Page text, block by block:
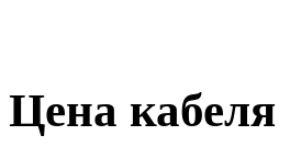
Цена кабеля